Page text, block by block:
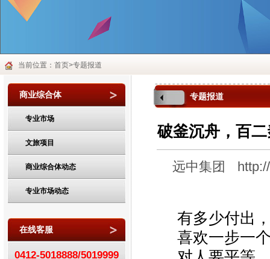
当前位置：首页>专题报道
商业综合体
专业市场
文旅项目
商业综合体动态
专业市场动态
在线客服
0412-5018888/5019999
专题报道
破釜沉舟，百
远中集团
有多少付出
喜欢一步一